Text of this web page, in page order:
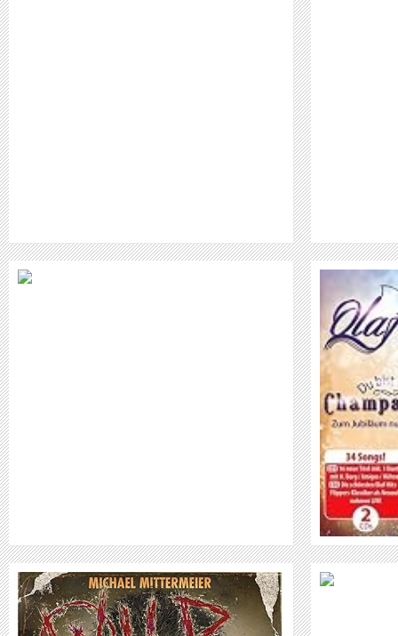
MUSIKVERÖFFENTLICHUNG: ALENA
STERN - SEDUCTION